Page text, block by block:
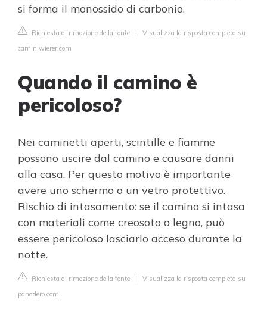
si forma il monossido di carbonio.
Richiesta di rimozione della fonte | Visualizza la risposta completa su
caminiwierer.com
Quando il camino è
pericoloso?
Nei caminetti aperti, scintille e fiamme
possono uscire dal camino e causare danni
alla casa. Per questo motivo è importante
avere uno schermo o un vetro protettivo.
Rischio di intasamento: se il camino si intasa
con materiali come creosoto o legno, può
essere pericoloso lasciarlo acceso durante la
notte.
Richiesta di rimozione della fonte | Visualizza la risposta completa su
panadero.com